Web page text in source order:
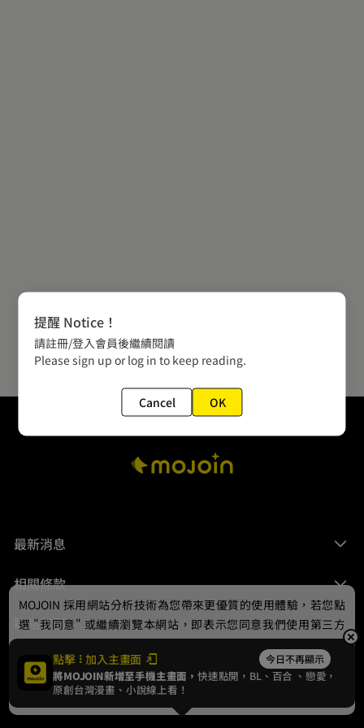
最新消息
相關條款
聯絡我們
© 2024 gamania Digital Entertainment Co., Ltd.
點擊 加入主畫面 今日不再顯示
將MOJOIN新增至手機主畫面，快速點開，BL、 百合 、戀愛，
原創台灣漫畫、小說線上看！
MOJOIN 採用網站分析技術為您帶來更優質的使用體驗，若您點
選 "我同意" 或繼續瀏覽本網站，即表示您同意我們使用第三方
Cookie，欲瞭解更多資訊請見隱私權政策。
我同意
提醒 Notice！
請註冊/登入會員後繼續閱讀
Please sign up or log in to keep reading.
Cancel OK